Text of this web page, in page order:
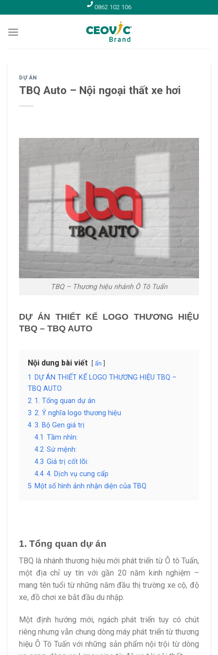
to
content
0862 102 106
DỰ ÁN
TBQ Auto – Nội ngoại thất xe hơi
TBQ – Thương hiệu nhánh Ô Tô Tuấn
DỰ ÁN THIẾT KẾ LOGO THƯƠNG HIỆU
TBQ – TBQ AUTO
Nội dung bài viết ẩn
1
DỰ ÁN THIẾT KẾ LOGO THƯƠNG HIỆU TBQ –
TBQ AUTO
2 1. Tổng quan dự án
3 2. Ý nghĩa logo thương hiệu
4 3. Bộ Gen giá trị
4.1 Tầm nhìn:
4.2 Sứ mệnh:
4.3 Giá trị cốt lõi:
4.4 4. Dịch vụ cung cấp
5 Một số hình ảnh nhận diện của TBQ
1. Tổng quan dự án
TBQ là nhánh thương hiệu mới phát triển từ Ô tô Tuấn,
một địa chỉ uy tín với gần 20 năm kinh nghiệm –
mang tên tuổi từ những năm đầu thị trường xe cộ, độ
xe, đồ chơi xe bắt đầu du nhập.
Một định hướng mới, ngách phát triển tuy có chút
riêng nhưng vẫn chung dòng máy phát triển từ thương
hiệu Ô Tô Tuấn với những sản phẩm nội trội từ dòng